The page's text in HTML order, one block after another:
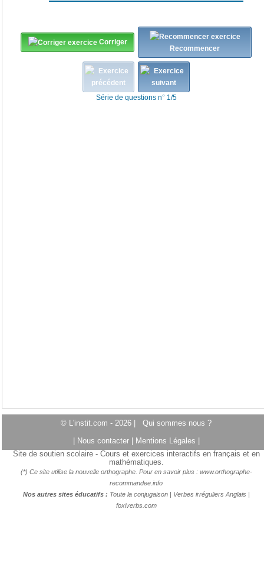
Corriger
Recommencer
Série de questions n° 1/5
© L'instit.com - 2026 | Qui sommes nous ?
Nous contacter Mentions Légales
Site de soutien scolaire - Cours et exercices interactifs en français et en
mathématiques.
(*) Ce site utilise la nouvelle orthographe. Pour en savoir plus : www.orthographe-
recommandee.info
Nos autres sites éducatifs : Toute la conjugaison| Verbes irréguliers Anglais |
foxiverbs.com